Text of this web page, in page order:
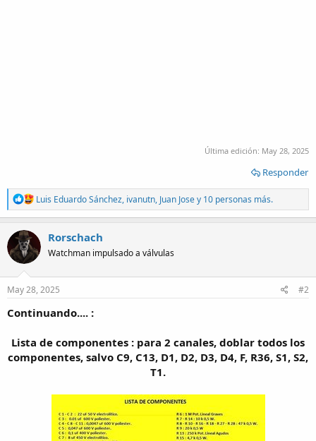
Última edición: May 28, 2025
Responder
R
e
a
c
i
n
s
Luis Eduardo Sánchez, ivanutn, Juan Josey 10 personas más.
Rorschach
Watchman impulsado a válvulas
May 28, 2025 #2
Continuando.... :
Lista de componentes : para 2 canales, doblar todos los
componentes, salvo C9, C13, D1, D2, D3, D4, F, R36, S1, S2,
T1.